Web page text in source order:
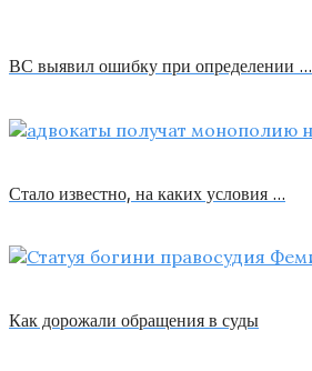
ВС выявил ошибку при определении …
Стало известно, на каких условия …
Как дорожали обращения в суды